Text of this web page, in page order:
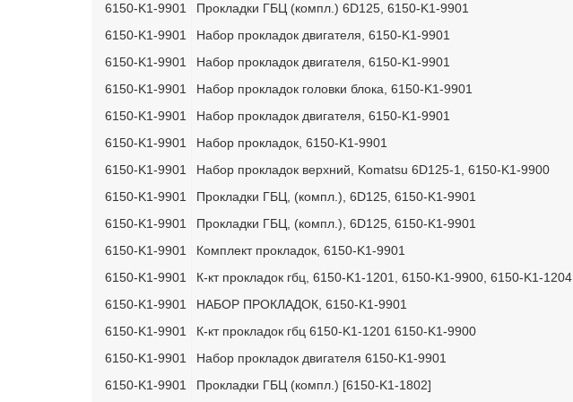
6150-K1-9901
Прокладки ГБЦ (компл.) 6D125, 6150-K1-9901
6150-K1-9901
Набор прокладок двигателя, 6150-K1-9901
6150-K1-9901
Набор прокладок двигателя, 6150-K1-9901
6150-K1-9901
Набор прокладок головки блока, 6150-K1-9901
6150-K1-9901
Набор прокладок двигателя, 6150-K1-9901
6150-K1-9901
Набор прокладок, 6150-K1-9901
6150-K1-9901
Набор прокладок верхний, Komatsu 6D125-1, 6150-K1-9900
6150-K1-9901
Прокладки ГБЦ, (компл.), 6D125, 6150-K1-9901
6150-K1-9901
Прокладки ГБЦ, (компл.), 6D125, 6150-K1-9901
6150-K1-9901
Комплект прокладок, 6150-K1-9901
6150-K1-9901
К-кт прокладок гбц, 6150-K1-1201, 6150-K1-9900, 6150-K1-1204
6150-K1-9901
НАБОР ПРОКЛАДОК, 6150-K1-9901
6150-K1-9901
К-кт прокладок гбц 6150-K1-1201 6150-K1-9900
6150-K1-9901
Набор прокладок двигателя 6150-K1-9901
6150-K1-9901
Прокладки ГБЦ (компл.) [6150-K1-1802]